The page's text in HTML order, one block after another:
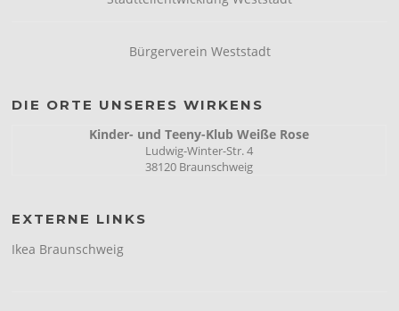
Bürgerverein Weststadt
DIE ORTE UNSERES WIRKENS
Kinder- und Teeny-Klub Weiße Rose
Ludwig-Winter-Str. 4
38120 Braunschweig
EXTERNE LINKS
Ikea Braunschweig